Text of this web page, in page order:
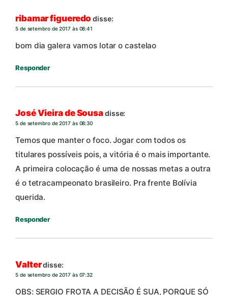
ribamar figueredo disse:
5 de setembro de 2017 às 08:41
bom dia galera vamos lotar o castelao
Responder
José Vieira de Sousadisse:
5 de setembro de 2017 às 08:30
Temos que manter o foco. Jogar com todos os
titulares possíveis pois, a vitória é o mais importante.
A primeira colocação é uma de nossas metas a outra
é o tetracampeonato brasileiro. Pra frente Bolívia
querida.
Responder
Valterdisse:
5 de setembro de 2017 às 07:32
OBS: SERGIO FROTA A DECISÃO É SUA, PORQUE SÓ